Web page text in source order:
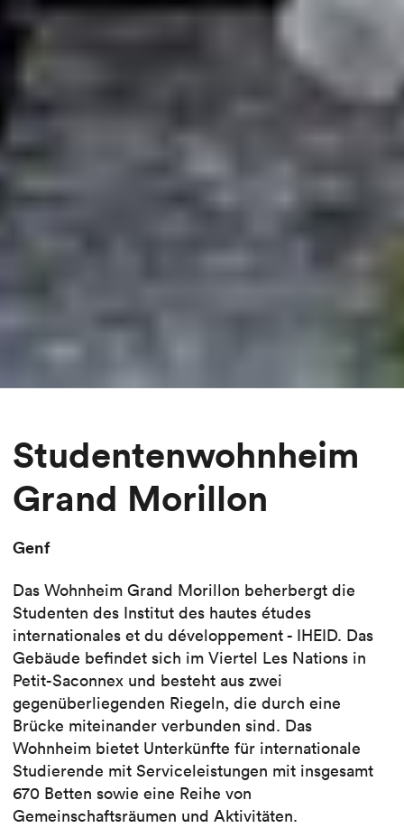
Studentenwohnheim
Grand Morillon
Genf
Das Wohnheim Grand Morillon beherbergt die
Studenten des Institut des hautes études
internationales et du développement - IHEID. Das
Gebäude befindet sich im Viertel Les Nations in
Petit-Saconnex und besteht aus zwei
gegenüberliegenden Riegeln, die durch eine
Brücke miteinander verbunden sind. Das
Wohnheim bietet Unterkünfte für internationale
Studierende mit Serviceleistungen mit insgesamt
670 Betten sowie eine Reihe von
Gemeinschaftsräumen und Aktivitäten.